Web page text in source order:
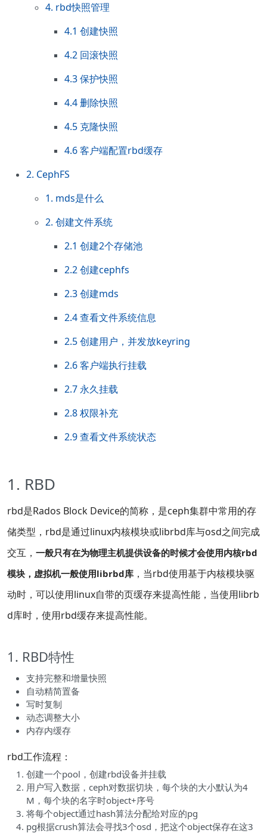
4. rbd快照管理
4.1 创建快照
4.2 回滚快照
4.3 保护快照
4.4 删除快照
4.5 克隆快照
4.6 客户端配置rbd缓存
2. CephFS
1. mds是什么
2. 创建文件系统
2.1 创建2个存储池
2.2 创建cephfs
2.3 创建mds
2.4 查看文件系统信息
2.5 创建用户，并发放keyring
2.6 客户端执行挂载
2.7 永久挂载
2.8 权限补充
2.9 查看文件系统状态
1. RBD
rbd是Rados Block Device的简称，是ceph集群中常用的存
储类型，rbd是通过linux内核模块或librbd库与osd之间完成
交互， 一般只有在为物理主机提供设备的时候才会使用内核rbd
模块，虚拟机一般使用librbd库 ，当rbd使用基于内核模块驱
动时，可以使用linux自带的页缓存来提高性能，当使用librb
d库时，使用rbd缓存来提高性能。
1. RBD特性
支持完整和增量快照
自动精简置备
写时复制
动态调整大小
内存内缓存
rbd工作流程：
创建一个pool，创建rbd设备并挂载
用户写入数据，ceph对数据切块，每个块的大小默认为4
M，每个块的名字时object+序号
将每个object通过hash算法分配给对应的pg
pg根据crush算法会寻找3个osd，把这个object保存在这3